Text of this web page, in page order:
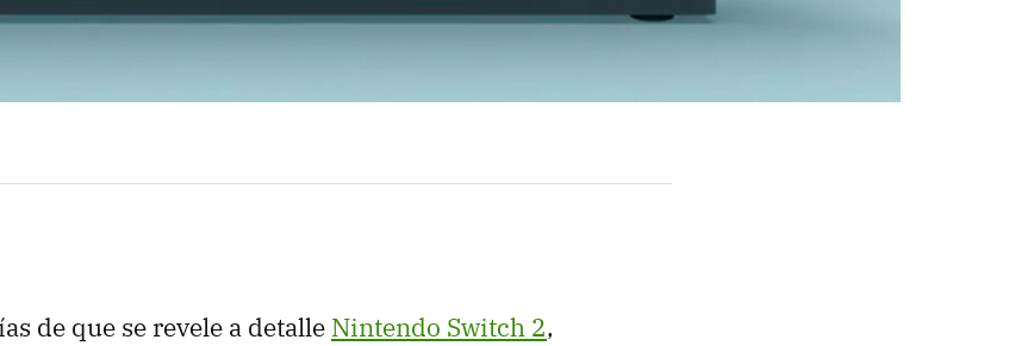
de que se revele a detalle Nintendo Switch 2,